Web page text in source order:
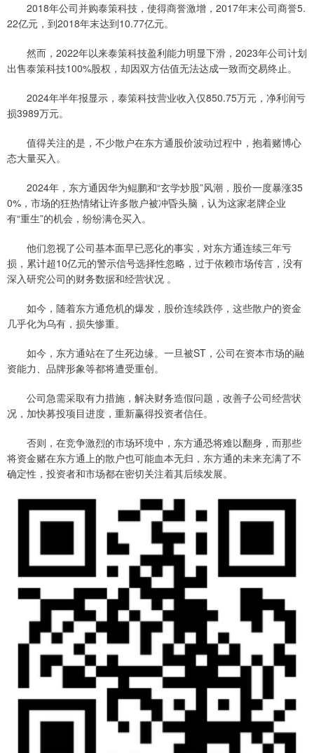
2018年公司并购泰策科技，使得商誉激增，2017年末公司商誉5.
22亿元，到2018年末达到10.77亿元。
然而，2022年以来泰策科技盈利能力明显下滑，2023年公司计划
出售泰策科技100%股权，却因双方估值无法达成一致而交易终止。
2024年半年报显示，泰策科技营业收入仅850.75万元，净利润亏
损3989万元。
值得关注的是，不少散户在东方通股价波动过程中，抱着赌博心
态大量买入。
2024年，东方通因华为鲲鹏和“玄学炒股”风潮，股价一度暴涨35
0%，市场的狂热情绪让许多散户被冲昏头脑，认为这家老牌企业
有“重生”的机会，纷纷满仓买入。
他们忽视了公司基本面早已恶化的事实，对东方通连续三年亏
损，累计超10亿元的警示信号选择性忽略，过于依赖市场传言，没有
深入研究公司的财务数据和经营状况 。
如今，随着东方通危机的爆发，股价连续跌停，这些散户的资金
几乎化为乌有，损失惨重。
如今，东方通站在了生死边缘。一旦被ST，公司在资本市场的融
资能力、品牌形象等都将遭受重创。
公司急需采取有力措施，解决财务造假问题，改善子公司经营状
况，加快募投项目进度，重新赢得投资者信任。
否则，在竞争激烈的市场环境中，东方通恐将难以翻身，而那些
将资金赌在东方通上的散户也可能血本无归，东方通的未来充满了不
确定性，投资者和市场都在密切关注着其后续发展。